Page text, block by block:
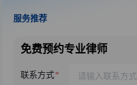
服务推荐
免费预约专业律师
联系方式